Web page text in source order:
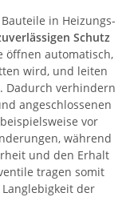
in Heizungs-
Schutz
öffnen automatisch,
wird, und leiten
Dadurch verhindern
angeschlossenen
vor
während
und den Erhalt
tragen somit
der